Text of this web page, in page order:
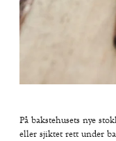
På bakstehusets nye
eller sjiktet rett under